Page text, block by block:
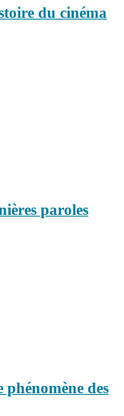
du cinéma
paroles
phénomène des